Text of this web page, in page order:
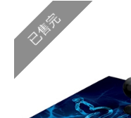
已售完